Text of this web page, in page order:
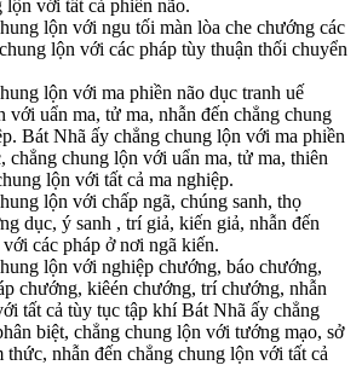
lộn với tất cả phiền não.
lộn với ngu tối màn lòa che chướng các
lộn với các pháp tùy thuận thối chuyển
lộn với ma phiền não dục tranh uế
với uẩn ma, tử ma, nhẫn đến chẳng chung
Bát Nhã ấy chẳng chung lộn với ma phiền
chẳng chung lộn với uẩn ma, tử ma, thiên
lộn với tất cả ma nghiệp.
lộn với chấp ngã, chúng sanh, thọ
dục, ý sanh , trí giả, kiến giả, nhẫn đến
các pháp ở nơi ngã kiến.
lộn với nghiệp chướng, báo chướng,
chướng, kiêén chướng, trí chướng, nhẫn
tất cả tùy tục tập khí Bát Nhã ấy chẳng
biệt, chẳng chung lộn với tướng mạo, sở
nhẫn đến chẳng chung lộn với tất cả